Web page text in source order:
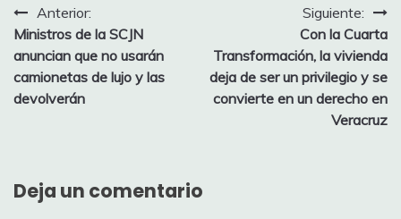
Navegación
de
entradas
Anterior:
Ministros de la SCJN
anuncian que no usarán
camionetas de lujo y las
devolverán
Siguiente:
Con la Cuarta
Transformación, la vivienda
deja de ser un privilegio y se
convierte en un derecho en
Veracruz
Deja un comentario